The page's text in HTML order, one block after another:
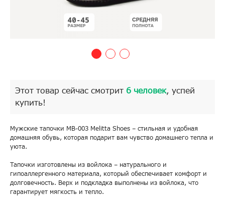
Этот товар сейчас смотрит 6 человек, успей
купить!
Мужские тапочки МВ-003 Melitta Shoes – стильная и удобная
домашняя обувь, которая подарит вам чувство домашнего тепла и
уюта.
Тапочки изготовлены из войлока – натурального и
гипоаллергенного материала, который обеспечивает комфорт и
долговечность. Верх и подкладка выполнены из войлока, что
гарантирует мягкость и тепло.